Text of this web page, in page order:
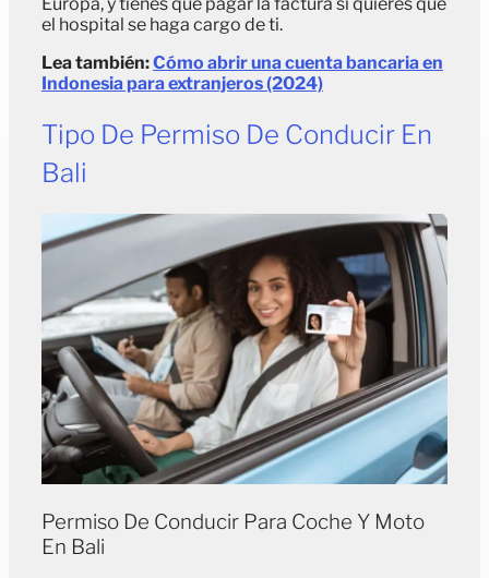
el hospital se haga cargo de ti.
Lea también:Cómo abrir una cuenta bancaria en
Indonesia para extranjeros (2024)
Tipo De Permiso De Conducir En
Bali
Permiso De Conducir Para Coche Y Moto
En Bali